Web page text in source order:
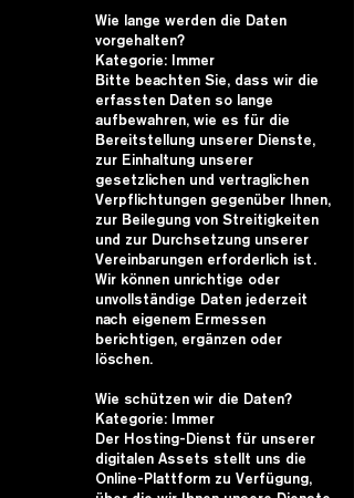
Wie lange werden die Daten
vorgehalten?
Kategorie: Immer
Bitte beachten Sie, dass wir die
erfassten Daten so lange
aufbewahren, wie es für die
Bereitstellung unserer Dienste,
zur Einhaltung unserer
gesetzlichen und vertraglichen
Verpflichtungen gegenüber Ihnen,
zur Beilegung von Streitigkeiten
und zur Durchsetzung unserer
Vereinbarungen erforderlich ist.
Wir können unrichtige oder
unvollständige Daten jederzeit
nach eigenem Ermessen
berichtigen, ergänzen oder
löschen.
Wie schützen wir die Daten?
Kategorie: Immer
Der Hosting-Dienst für unserer
digitalen Assets stellt uns die
Online-Plattform zu Verfügung,